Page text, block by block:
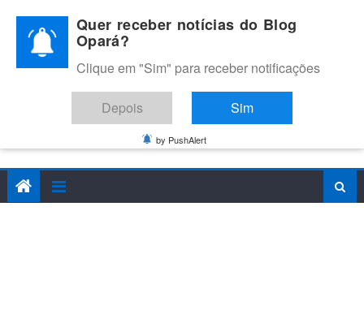
content
BLOG OPARÁ
Melhores notícias de Juazeiro, Petrolina e do Vale do São
Francisco
Quer receber notícias do Blog
Opará?
Clique em "Sim" para receber notificações
Depois Sim
by PushAlert